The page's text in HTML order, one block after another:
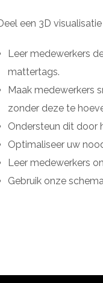
een 3D
Leer medewerkers
mattertags.
Maak medewerkers
zonder deze te
Ondersteun dit door
Optimaliseer uw
Leer medewerkers
Gebruik onze